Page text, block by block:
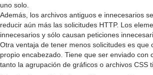
uno solo.
Además, los archivos antiguos e innecesarios
reducir aún más las solicitudes HTTP. Los
innecesarios y sólo causan peticiones
Otra ventaja de tener menos solicitudes es que
propio encabezado. Tiene que ser enviado con
tanto la agrupación de gráficos o archivos CSS